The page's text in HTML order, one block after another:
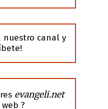
nuestro canal y
evangeli.net
?